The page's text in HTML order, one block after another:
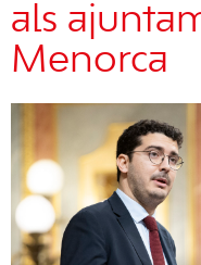
als
Menorca